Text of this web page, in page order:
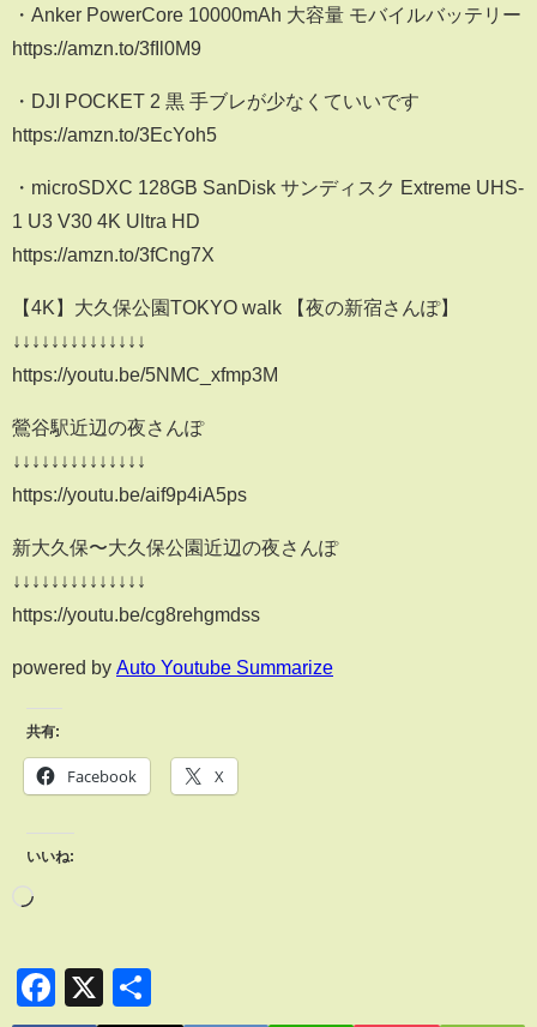
・Anker PowerCore 10000mAh 大容量 モバイルバッテリー
https://amzn.to/3fIl0M9
・DJI POCKET 2 黒 手ブレが少なくていいです
https://amzn.to/3EcYoh5
・microSDXC 128GB SanDisk サンディスク Extreme UHS-
1 U3 V30 4K Ultra HD
https://amzn.to/3fCng7X
【4K】大久保公園TOKYO walk 【夜の新宿さんぽ】
↓↓↓↓↓↓↓↓↓↓↓↓↓↓
https://youtu.be/5NMC_xfmp3M
鶯谷駅近辺の夜さんぽ
↓↓↓↓↓↓↓↓↓↓↓↓↓↓
https://youtu.be/aif9p4iA5ps
新大久保〜大久保公園近辺の夜さんぽ
↓↓↓↓↓↓↓↓↓↓↓↓↓↓
https://youtu.be/cg8rehgmdss
powered by Auto Youtube Summarize
共有:
Facebook X
いいね:
Facebook
X